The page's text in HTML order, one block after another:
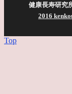
健康長寿研究
2016
Top